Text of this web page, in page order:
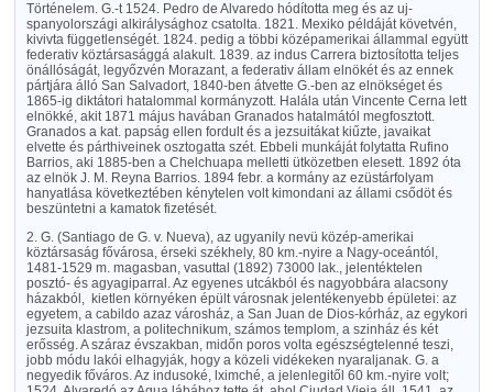
Történelem. G.-t 1524. Pedro de Alvaredo hódította meg és az uj-
spanyolországi alkirálysághoz csatolta. 1821. Mexiko példáját követvén,
kivivta függetlenségét. 1824. pedig a többi középamerikai állammal együtt
federativ köztársasággá alakult. 1839. az indus Carrera biztosította teljes
önállóságát, legyőzvén Morazant, a federativ állam elnökét és az ennek
pártjára álló San Salvadort, 1840-ben átvette G.-ben az elnökséget és
1865-ig diktátori hatalommal kormányzott. Halála után Vincente Cerna lett
elnökké, akit 1871 május havában Granados hatalmától megfosztott.
Granados a kat. papság ellen fordult és a jezsuitákat kiűzte, javaikat
elvette és párthiveinek osztogatta szét. Ebbeli munkáját folytatta Rufino
Barrios, aki 1885-ben a Chelchuapa melletti ütközetben elesett. 1892 óta
az elnök J. M. Reyna Barrios. 1894 febr. a kormány az ezüstárfolyam
hanyatlása következtében kénytelen volt kimondani az állami csődöt és
beszüntetni a kamatok fizetését.
2. G. (Santiago de G. v. Nueva), az ugyanily nevü közép-amerikai
köztársaság fővárosa, érseki székhely, 80 km.-nyire a Nagy-oceántól,
1481-1529 m. magasban, vasuttal (1892) 73000 lak., jelentéktelen
posztó- és agyagiparral. Az egyenes utcákból és nagyobbára alacsony
házakból,
kietlen környéken épült városnak jelentékenyebb épületei: az
egyetem, a cabildo azaz városház, a San Juan de Dios-kórház, az egykori
jezsuita klastrom, a politechnikum, számos templom, a szinház és két
erősség. A száraz évszakban, midőn poros volta egészségtelenné teszi,
jobb módu lakói elhagyják, hogy a közeli vidékeken nyaraljanak. G. a
negyedik főváros. Az indusoké, lximché, a jelenlegitől 60 km.-nyire volt;